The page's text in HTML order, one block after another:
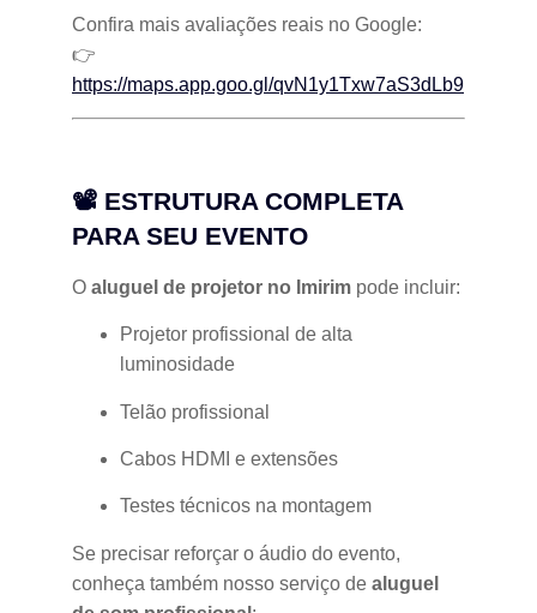
Confira mais avaliações reais no Google:
👉
https://maps.app.goo.gl/qvN1y1Txw7aS3dLb9
📽 ESTRUTURA COMPLETA
PARA SEU EVENTO
O aluguel de projetor no Imirim pode incluir:
Projetor profissional de alta
luminosidade
Telão profissional
Cabos HDMI e extensões
Testes técnicos na montagem
Se precisar reforçar o áudio do evento,
conheça também nosso serviço de aluguel